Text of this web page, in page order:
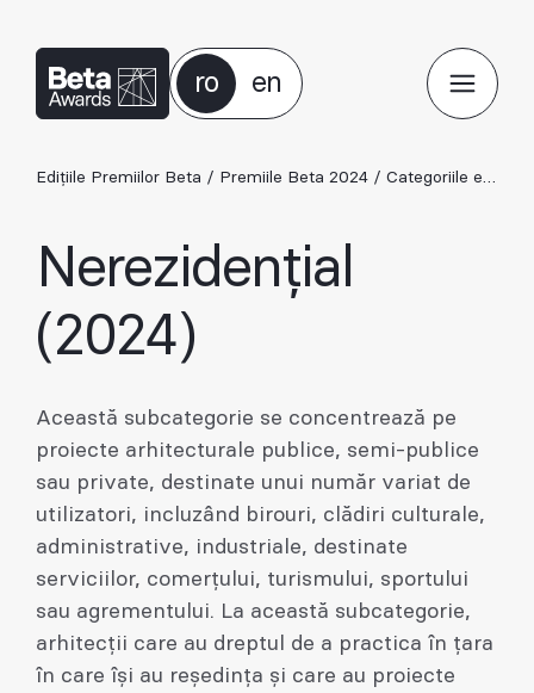
ro en
Edițiile Premiilor Beta / Premiile Beta 2024 / Categoriile ediției 2024
Nerezidențial
(2024)
Această subcategorie se concentrează pe
proiecte arhitecturale publice, semi-publice
sau private, destinate unui număr variat de
utilizatori, incluzând birouri, clădiri culturale,
administrative, industriale, destinate
serviciilor, comerțului, turismului, sportului
sau agrementului. La această subcategorie,
arhitecții care au dreptul de a practica în țara
în care își au reședința și care au proiecte